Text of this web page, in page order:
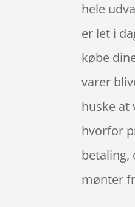
hele
er let i
købe
varer
huske at
hvorfor
betaling,
mønter